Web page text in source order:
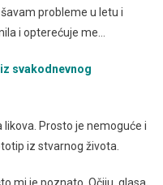
probleme u letu i
i opterećuje me…
svakodnevnog
Prosto je nemoguće i
iz stvarnog života.